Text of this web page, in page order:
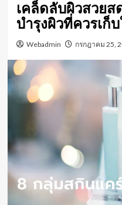
เคล็ดลับผิวสวย
บำรุงผิวที่ควรเก็
Webadmin กรกฎาคม 25,